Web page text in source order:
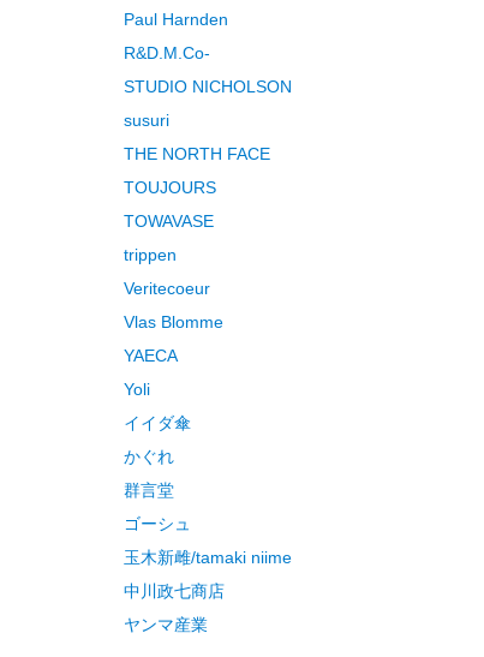
Paul Harnden
R&D.M.Co-
STUDIO NICHOLSON
susuri
THE NORTH FACE
TOUJOURS
TOWAVASE
trippen
Veritecoeur
Vlas Blomme
YAECA
Yoli
イイダ傘
かぐれ
群言堂
ゴーシュ
玉木新雌/tamaki niime
中川政七商店
ヤンマ産業